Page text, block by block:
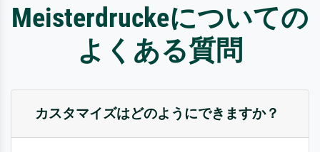
Meisterdruckeについての
よくある質問
カスタマイズはどのようにできますか？